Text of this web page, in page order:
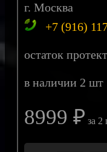
г. Москва
+7 (916)
остаток
в наличии 2 шт
8999 ₽ за 2